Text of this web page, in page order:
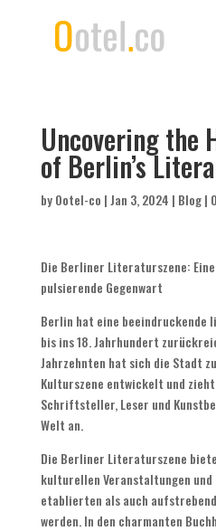
Uncovering the
of Berlin’s
byOotel-co |Jan 3, 2024 | Blog|
Die Berliner Literaturszene:
pulsierende Gegenwart
Berlin hat eine beeindruckende
bis ins 18. Jahrhundert
Jahrzehnten hat sich die Stadt
Kulturszene entwickelt und
Schriftsteller, Leser und
Welt an.
Die Berliner Literaturszene
kulturellen Veranstaltungen und
etablierten als auch
werden. In den charmanten